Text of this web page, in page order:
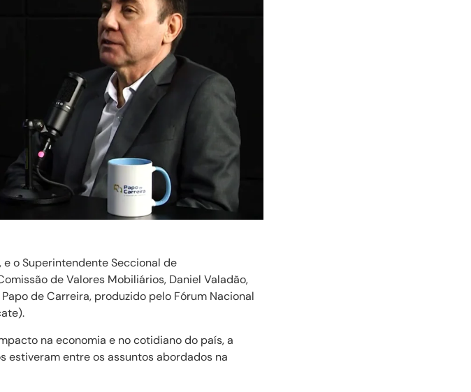
o Superintendente Seccional de
de Valores Mobiliários, Daniel Valadão,
de Carreira, produzido pelo Fórum Nacional
na economia e no cotidiano do país, a
estiveram entre os assuntos abordados na